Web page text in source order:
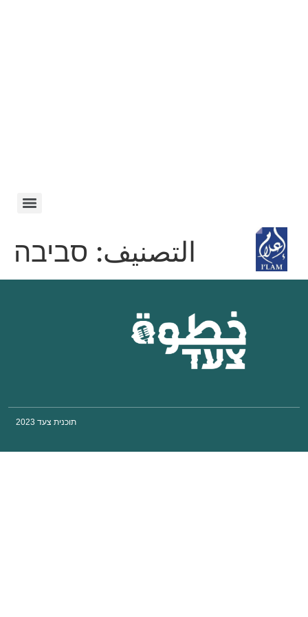
التصنيف: סביבה
תוכנית צעד 2023